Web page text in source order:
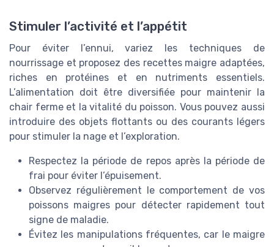
Stimuler l’activité et l’appétit
Pour éviter l’ennui, variez les techniques de
nourrissage et proposez des recettes maigre adaptées,
riches en protéines et en nutriments essentiels.
L’alimentation doit être diversifiée pour maintenir la
chair ferme et la vitalité du poisson. Vous pouvez aussi
introduire des objets flottants ou des courants légers
pour stimuler la nage et l’exploration.
Respectez la période de repos après la période de
frai pour éviter l’épuisement.
Observez régulièrement le comportement de vos
poissons maigres pour détecter rapidement tout
signe de maladie.
Évitez les manipulations fréquentes, car le maigre